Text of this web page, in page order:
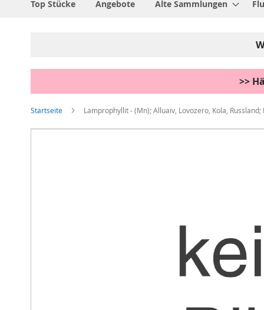
Top Stücke Angebote Alte Sammlungen
>>
Startseite Lamprophyllit - (Mn); Alluaiv, Lovozero, Kola, Russland;
Zum